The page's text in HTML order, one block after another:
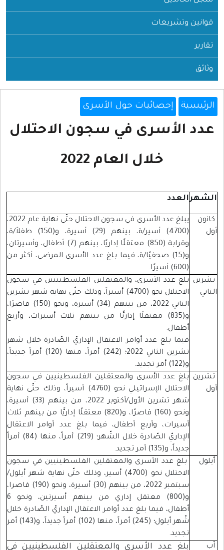
قوانين وتشريعات
تقارير
وثائق
الرئيسية إحصائيات حول الأسرى
عدد الأسرى في سجون الاحتلال
خلال العام 2022
الشهرالعدد
كانون
أول
يبلغ عدد الأسرى في سجون الاحتلال حتّى نهاية عام 2022،
(4700) أسير/ة، بينهم (29) أسيرة، و(150) طفلاً/ة،
وقرابة (850) معتقلًا إداريًا، بينهم (7) أطفال، وأسيرتان،
و(15) صحفيًا/ة، فيما بلغ عدد الأسرى المرضى، أكثر من
(600) أسيرًا.
تشرين
الثاني
بلغ عدد الأسرى، والمعتقلين الفلسطينيين في سجون
الاحتلال نحو (4700) أسيراً، وذلك حتّى نهاية شهر تشرين
الثاني 2022، من بينهم (34) أسيرة، ونحو (150) قاصرًا،
و(835) معتقلًا إداريًّا من بينهم ثلاث أسيرات، وأربع
أطفال.
فيما بلغ عدد أوامر الاعتقال الإداريّ الصّادرة خلال شهر
تشرين الثاني 2022؛ (242) أمراً، منها (120) أمراً جديداً،
و(122) أمر تجديد.
تشرين
أول
بلغ عدد الأسرى والمعتقلين الفلسطينيين في سجون
الاحتلال الإسرائيلي نحو (4760) أسيراً، وذلك حتّى نهاية
شهر تشرين الأول/أكتوبر 2022، من بينهم (33) أسيرة،
ونحو (160) قاصرًا، و(820) معتقلًا إداريًّا من بينهم ثلاث
أسيرات، وأربع أطفال، فيما بلغ عدد أوامر الاعتقال
الإداريّ الصّادرة خلال الشّهر؛ (219) أمراً، منها (84) أمراً
جديداً، و(135) أمر تجديد.
أيلول
بلغ عدد الأسرى والمعتقلين الفلسطينيين في سجون
الاحتلال نحو (4700) أسير، وذلك حتّى نهاية شهر أيلول/
سبتمبر 2022، من بينهم (30) أسيرة، ونحو (190) قاصرا،
و(800) معتقل إداري من بينهم أسيرتين، ونحو 6
أطفال، فيما بلغ عدد أوامر الاعتقال الإداريّ الصّادرة خلال
شّهر أيلول؛ (245) أمراً، منها (102) أمراً جديداً، و(143) أمر
تجديد.
آب
بلغ عدد الأسرى والمعتقلين الفلسطينيين في